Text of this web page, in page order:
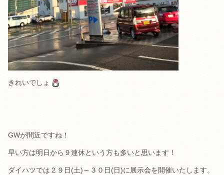
きれいでしょ
GWが間近ですね！
早い方は明日から９連休という方も多いと思います！
ダイハツでは２９日(土)～３０日(日)に展示会を開催いたします。